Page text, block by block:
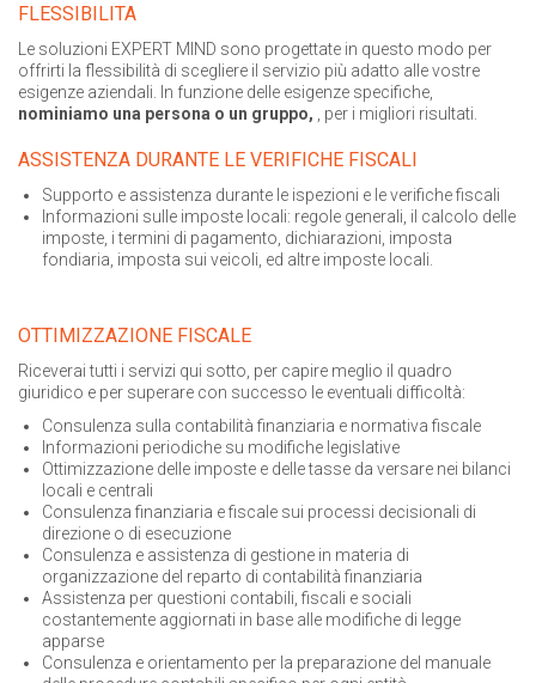
FLESSIBILITA
Le soluzioni EXPERT MIND sono progettate in questo modo per
offrirti la flessibilità di scegliere il servizio più adatto alle vostre
esigenze aziendali. In funzione delle esigenze specifiche,
nominiamo una persona o un gruppo,
, per i migliori risultati.
ASSISTENZA DURANTE LE VERIFICHE FISCALI
Supporto e assistenza durante le ispezioni e le verifiche fiscali
Informazioni sulle imposte locali: regole generali, il calcolo delle
imposte, i termini di pagamento, dichiarazioni, imposta
fondiaria, imposta sui veicoli, ed altre imposte locali.
OTTIMIZZAZIONE FISCALE
Riceverai tutti i servizi qui sotto, per capire meglio il quadro
giuridico e per superare con successo le eventuali difficoltà:
Consulenza sulla contabilità finanziaria e normativa fiscale
Informazioni periodiche su modifiche legislative
Ottimizzazione delle imposte e delle tasse da versare nei bilanci
locali e centrali
Consulenza finanziaria e fiscale sui processi decisionali di
direzione o di esecuzione
Consulenza e assistenza di gestione in materia di
organizzazione del reparto di contabilità finanziaria
Assistenza per questioni contabili, fiscali e sociali
costantemente aggiornati in base alle modifiche di legge
apparse
Consulenza e orientamento per la preparazione del manuale